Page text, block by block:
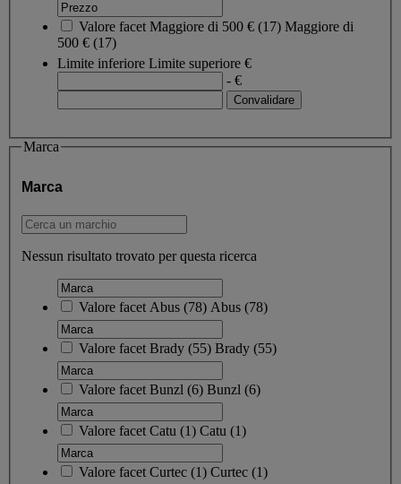
Valore facet Maggiore di 500 € (17) Maggiore di
500 € (17)
Limite inferiore Limite superiore €
- €
Marca
Marca
Nessun risultato trovato per questa ricerca
Valore facet Abus (78) Abus (78)
Valore facet Brady (55) Brady (55)
Valore facet Bunzl (6) Bunzl (6)
Valore facet Catu (1) Catu (1)
Valore facet Curtec (1) Curtec (1)